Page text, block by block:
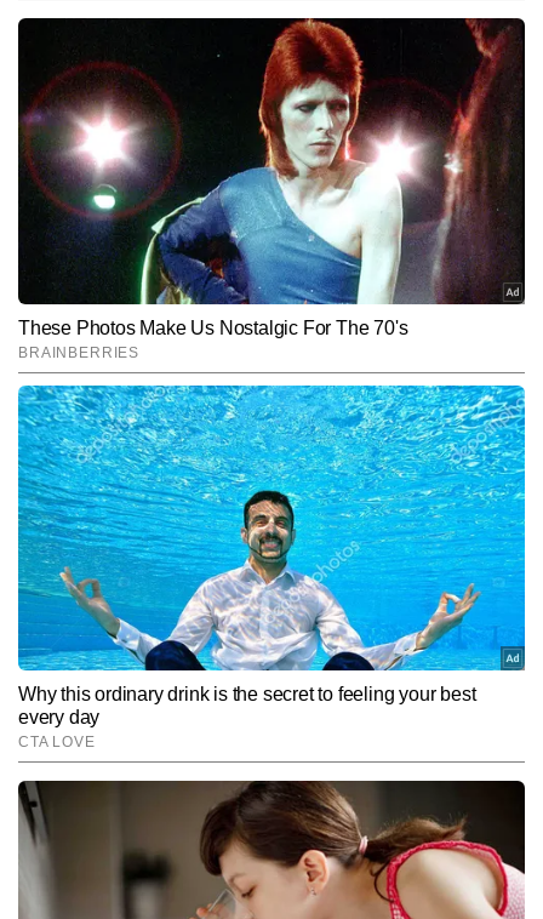
अनुराग गुप्ता टाइम्स नाउ नवभारत डिजिटल में सीनियर कॉपी एडिटर के रूप में
कार्यरत हैं और मीडिया में 9 वर्षों का अनुभव रखते हैं। जर्नलिज़्म में मास्टर्स डिग्री
हासिल करने के बाद से ही वे न्यूजरूम के विभिन्न आयामों—कॉपी एडिटिंग, कंटेंट
क्यूरेशन और रियल-टाइम न्यूज मॉनिटरिंग में दक्षता के साथ काम कर रहे हैं।
राष्ट्रीय, अंतरराष्ट्रीय और ब्रेकिंग न्यूज पर उनकी मजबूत पकड़ है। अनुराग खबरों
की बारीकियों को समझने, फैक्ट चेकिंग और स्टोरी के अहम पहलुओं को पाठकों तक
सरल भाषा में पहुंचाने के लिए जाने जाते हैं। उन्होंने अब तक 10 हजार से अधिक
खबरें प्रकाशित की हैं, जिनमें ब्रेकिंग अपडेट्स, एनालिटिकल कंटेंट, स्पेशल
स्टोरीज और न्यूज एक्सप्लेनर्स शामिल हैं।
और पढ़ें
Follow Us:
Subscribe to our daily Newsletter!